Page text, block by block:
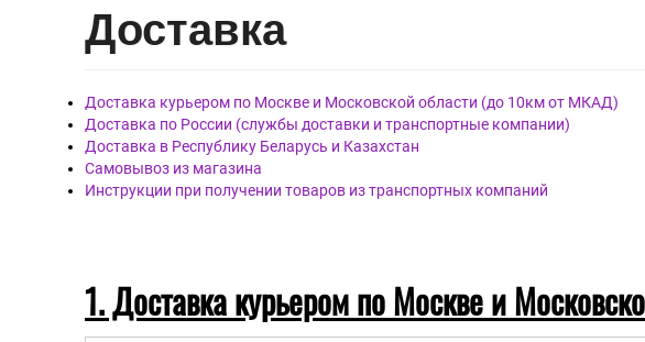
Доставка
Доставка курьером по Москве и Московской области (до 10км от МКАД)
Доставка по России (службы доставки и транспортные компании)
Доставка в Республику Беларусь и Казахстан
Самовывоз из магазина
Инструкции при получении товаров из транспортных компаний
1. Доставка курьером по Москве и